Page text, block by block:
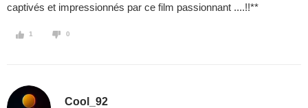
captivés et impressionnés par ce film passionnant ....!!**
1 0
Cool_92